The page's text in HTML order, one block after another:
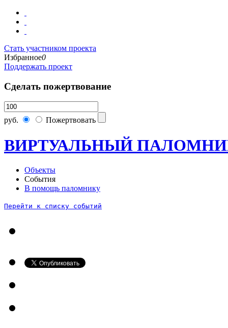
Стать участником проекта
Избранное0
Поддержать проект
Сделать пожертвование
руб. Пожертвовать
ВИРТУАЛЬНЫЙ
Объекты
События
В помощь паломнику
Перейти к списку событий